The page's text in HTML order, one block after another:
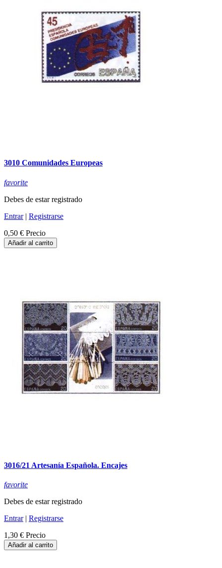
3010 Comunidades Europeas
favorite
Debes de estar registrado
Entrar| Registrarse
0,50 € Precio
Añadir al carrito
3016/21 Artesanía Española. Encajes
favorite
Debes de estar registrado
Entrar| Registrarse
1,30 € Precio
Añadir al carrito